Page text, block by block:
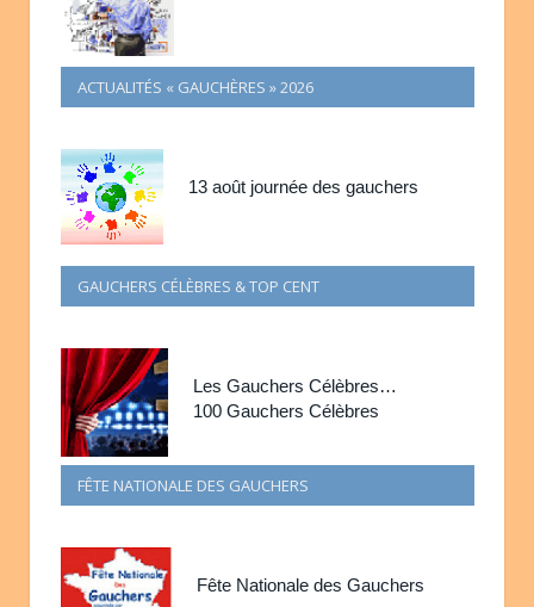
ACTUALITÉS « GAUCHÈRES » 2026
13 août journée des gauchers
GAUCHERS CÉLÈBRES & TOP CENT
Les Gauchers Célèbres…
100 Gauchers Célèbres
FÊTE NATIONALE DES GAUCHERS
Fête Nationale des Gauchers